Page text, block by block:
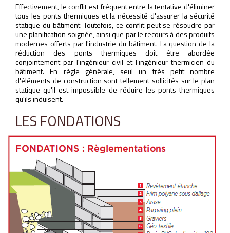
Effectivement, le conflit est fréquent entre la tentative d'éliminer
tous les ponts thermiques et la nécessité d'assurer la sécurité
statique du bâtiment. Toutefois, ce conflit peut se résoudre par
une planification soignée, ainsi que par le recours à des produits
modernes offerts par l'industrie du bâtiment. La question de la
réduction des ponts thermiques doit être abordée
conjointement par l'ingénieur civil et l’ingénieur thermicien du
bâtiment. En règle générale, seul un très petit nombre
d'éléments de construction sont tellement sollicités sur le plan
statique qu'il est impossible de réduire les ponts thermiques
qu'ils induisent.
LES FONDATIONS